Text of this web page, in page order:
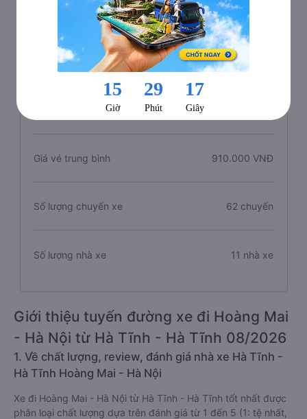
Thông tin tuyến đường Hà Tĩnh đi Hoàng Mai
Chiều dài tuyến đường 361 km
Thời gian di chuyển
Giá vé trung bình 910.000 VNĐ
Số lượng chuyến xe 62 chuyến
Số lượng nhà xe 11 nhà xe
Giới thiệu tuyến đường xe đi Hoàng Mai
- Hà Nội từ Hà Tĩnh - Hà Tĩnh 08/2026
1. Về chất lượng, review, đánh giá nhà xe Hà Tĩnh -
Hà Tĩnh Hoàng Mai - Hà Nội
Xe đi Hoàng Mai - Hà Nội từ Hà Tĩnh - Hà Tĩnh tốt nhất được
phân loại chất lượng dựa trên đánh giá từ 1 đến 5 (1: tệ nhất,